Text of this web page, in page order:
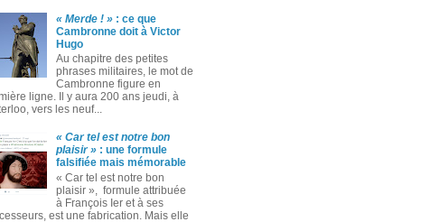
« Merde ! »: ce que
Cambronne doit à Victor
Hugo
Au chapitre des petites
phrases militaires, le mot de
Cambronne figure en
ligne. Il y aura 200 ans jeudi, à
vers les neuf...
« Car tel est notre bon
plaisir »: une formule
falsifiée mais mémorable
« Car tel est notre bon
plaisir », formule attribuée
à François Ier et à ses
est une fabrication. Mais elle